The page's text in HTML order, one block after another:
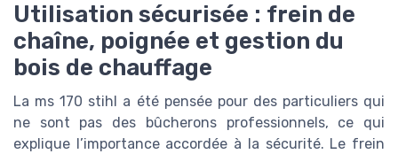
Utilisation sécurisée : frein de
chaîne, poignée et gestion du
bois de chauffage
La ms 170 stihl a été pensée pour des particuliers qui
ne sont pas des bûcherons professionnels, ce qui
explique l’importance accordée à la sécurité. Le frein